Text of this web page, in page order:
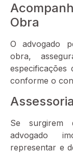
Obra
O advogado
obra,
especificações
conforme o
Se surgirem
advogado
representar e